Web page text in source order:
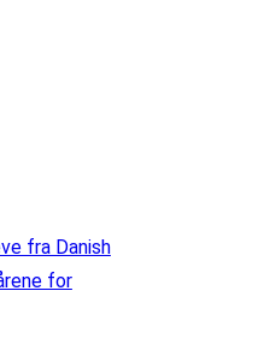
fra Danish
for